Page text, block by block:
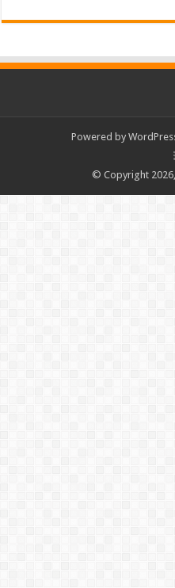
Powered by
© Copyright